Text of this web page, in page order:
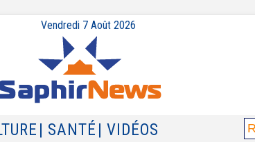
Vendredi 7 Août 2026
| SANTÉ | VIDÉOS